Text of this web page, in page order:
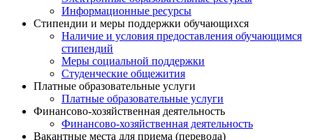
Информационные ресурсы
Стипендии и меры поддержки обучающихся
Наличие и условия предоставления обучающимся
стипендий
Меры социальной поддержки
Студенческие общежития
Платные образовательные услуги
Платные образовательные услуги
Финансово-хозяйственная деятельность
Финансово-хозяйственная деятельность
Вакантные места для приема (перевода)